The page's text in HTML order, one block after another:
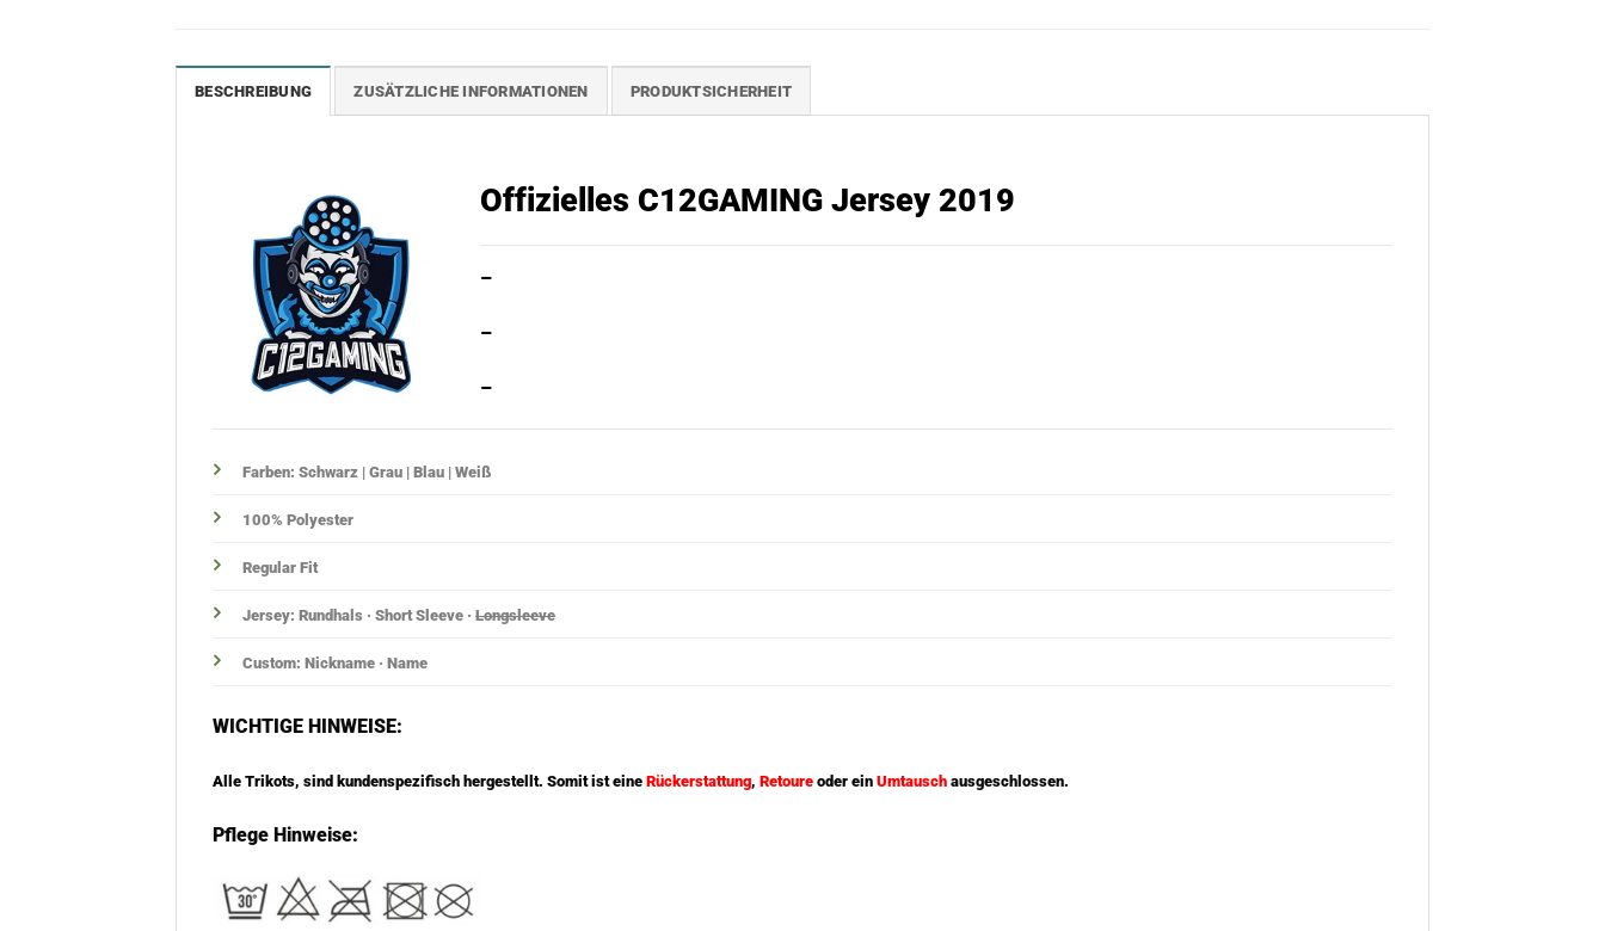
BESCHREIBUNG ZUSÄTZLICHE INFORMATIONEN PRODUKTSICHERHEIT
Offizielles C12GAMING Jersey 2019
–
–
–
Farben: Schwarz | Grau | Blau | Weiß
100% Polyester
Regular Fit
Jersey: Rundhals · Short Sleeve · Longsleeve
Custom: Nickname · Name
WICHTIGE HINWEISE:
Alle Trikots, sind kundenspezifisch hergestellt. Somit ist eine Rückerstattung, Retoure oder ein Umtausch ausgeschlossen.
Pflege Hinweise: